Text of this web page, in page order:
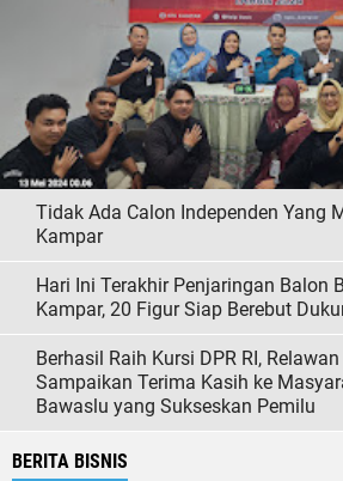
Tidak Ada Calon Independen Yang
Kampar
Hari Ini Terakhir Penjaringan Balon
Kampar, 20 Figur Siap Berebut
Berhasil Raih Kursi DPR RI,
Sampaikan Terima Kasih ke
Bawaslu yang Sukseskan Pemilu
BERITA BISNIS